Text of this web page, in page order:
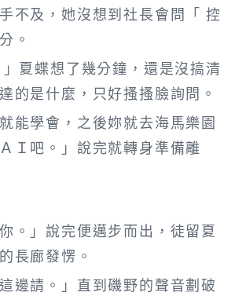
不及，她沒想到社長會問「 控
。
」夏蝶想了幾分鐘，還是沒搞清
的是什麼，只好搔搔臉詢問。
能學會，之後妳就去海馬樂園
Ｉ吧。」說完就轉身準備離
。」說完便邁步而出，徒留夏
長廊發愣。
邊請。」直到磯野的聲音劃破